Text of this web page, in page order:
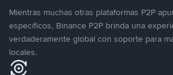
Mientras muchas otras plataformas P2P
específicos, Binance P2P brinda una
verdaderamente global con soporte para
locales.